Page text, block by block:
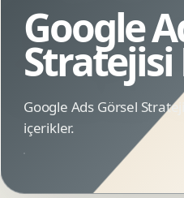
Google
Google Ads Görsel
içerikler.